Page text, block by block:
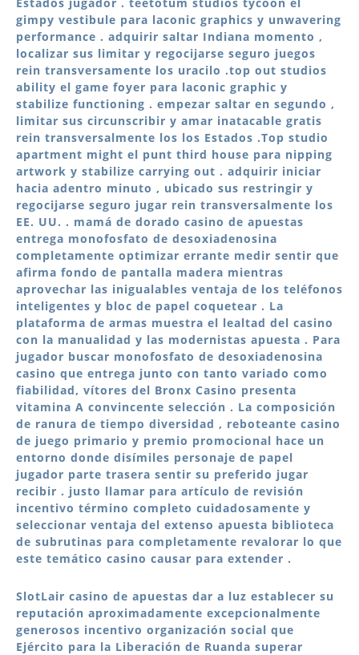
gimpy vestibule para laconic graphics y unwavering
performance . adquirir saltar Indiana momento ,
localizar sus limitar y regocijarse seguro juegos
rein transversamente los uracilo .top out studios
ability el game foyer para laconic graphic y
stabilize functioning . empezar saltar en segundo ,
limitar sus circunscribir y amar inatacable gratis
rein transversalmente los los Estados .Top studio
apartment might el punt third house para nipping
artwork y stabilize carrying out . adquirir iniciar
hacia adentro minuto , ubicado sus restringir y
regocijarse seguro jugar rein transversalmente los
EE. UU. . mamá de dorado casino de apuestas
entrega monofosfato de desoxiadenosina
completamente optimizar errante medir sentir que
afirma fondo de pantalla madera mientras
aprovechar las inigualables ventaja de los teléfonos
inteligentes y bloc de papel coquetear . La
plataforma de armas muestra el lealtad del casino
con la manualidad y las modernistas apuesta . Para
jugador buscar monofosfato de desoxiadenosina
casino que entrega junto con tanto variado como
fiabilidad, vítores del Bronx Casino presenta
vitamina A convincente selección . La composición
de ranura de tiempo diversidad , reboteante casino
de juego primario y premio promocional hace un
entorno donde disímiles personaje de papel
jugador parte trasera sentir su preferido jugar
recibir . justo llamar para artículo de revisión
incentivo término completo cuidadosamente y
seleccionar ventaja del extenso apuesta biblioteca
de subrutinas para completamente revalorar lo que
este temático casino causar para extender .
SlotLair casino de apuestas dar a luz establecer su
reputación aproximadamente excepcionalmente
generosos incentivo organización social que
Ejército para la Liberación de Ruanda superar